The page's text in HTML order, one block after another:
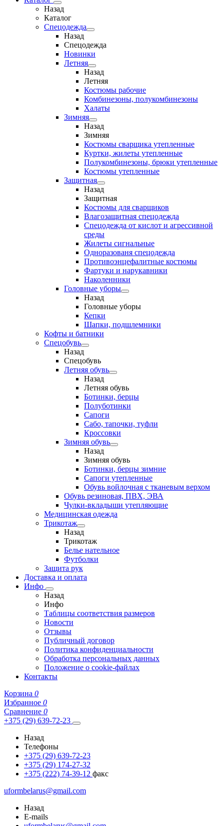
Назад
Каталог
Спецодежда
Назад
Спецодежда
Новинки
Летняя
Назад
Летняя
Костюмы рабочие
Комбинезоны, полукомбинезоны
Халаты
Зимняя
Назад
Зимняя
Костюмы сварщика утепленные
Куртки, жилеты утепленные
Полукомбинезоны, брюки утепленные
Костюмы утепленные
Защитная
Назад
Защитная
Костюмы для сварщиков
Влагозащитная спецодежда
Спецодежда от кислот и агрессивной
среды
Жилеты сигнальные
Одноразованя спецодежда
Противоэнцефалитные костюмы
Фартуки и нарукавники
Наколенники
Головные уборы
Назад
Головные уборы
Кепки
Шапки, подшлемники
Кофты и батники
Спецобувь
Назад
Спецобувь
Летняя обувь
Назад
Летняя обувь
Ботинки, берцы
Полуботинки
Сапоги
Сабо, тапочки, туфли
Кроссовки
Зимняя обувь
Назад
Зимняя обувь
Ботинки, берцы зимние
Сапоги утепленные
Обувь войлочная с тканевым верхом
Обувь резиновая, ПВХ, ЭВА
Чулки-вкладыши утепляющие
Медицинская одежда
Трикотаж
Назад
Трикотаж
Белье нательное
Футболки
Защита рук
Доставка и оплата
Инфо
Назад
Инфо
Таблицы соответствия размеров
Новости
Отзывы
Публичный договор
Политика конфиденциальности
Обработка персональных данных
Положение о cookie-файлах
Контакты
Корзина 0
Избранное 0
Сравнение 0
+375 (29) 639-72-23
Назад
Телефоны
+375 (29) 639-72-23
+375 (29) 174-27-32
+375 (222) 74-39-12 факс
uformbelarus@gmail.com
Назад
E-mails